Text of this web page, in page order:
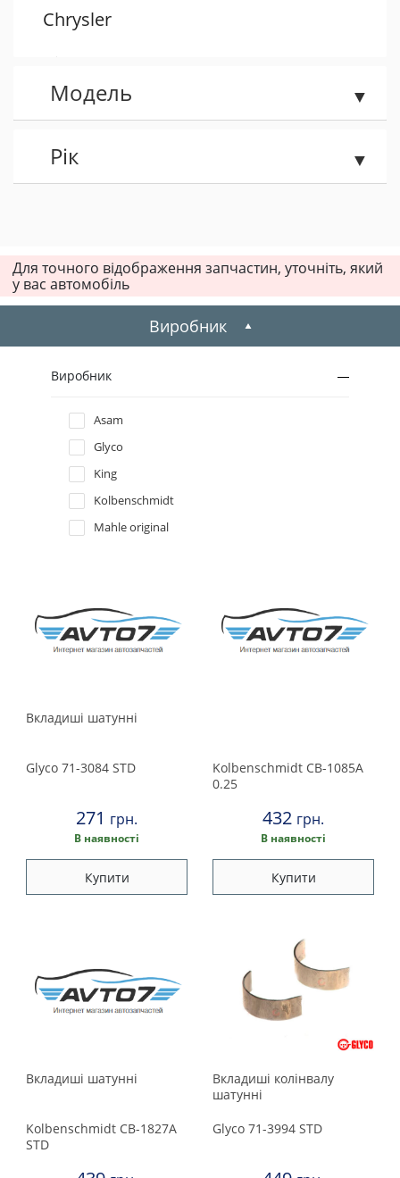
Chrysler
Dacia
Daewoo
Ford
Hummer
Hyundai
Infiniti
Isuzu
Jeep
Lancia
Land Rover
Lexus
Maserati
Mini
Nissan
Opel
Модель
Рік
Для точного відображення запчастин, уточніть, який
у вас автомобіль
Виробник
Виробник
Asam
Glyco
King
Kolbenschmidt
Mahle original
Вкладишi шатуннi
Glyco 71-3084 STD
271 грн.
В наявності
Купити
Kolbenschmidt CB-1085A
0.25
432 грн.
В наявності
Купити
Вкладишi шатуннi
Kolbenschmidt CB-1827A
STD
Вкладиші колінвалу
шатунні
Glyco 71-3994 STD